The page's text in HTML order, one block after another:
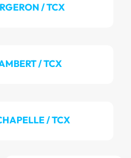
/ TCX
/ TCX
/ TCX